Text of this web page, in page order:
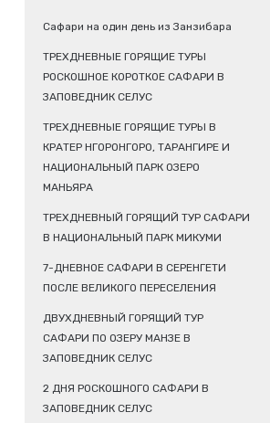
Сафари на один день из Занзибара
ТРЕХДНЕВНЫЕ ГОРЯЩИЕ ТУРЫ
РОСКОШНОЕ КОРОТКОЕ САФАРИ В
ЗАПОВЕДНИК СЕЛУС
ТРЕХДНЕВНЫЕ ГОРЯЩИЕ ТУРЫ В
КРАТЕР НГОРОНГОРО, ТАРАНГИРЕ И
НАЦИОНАЛЬНЫЙ ПАРК ОЗЕРО
МАНЬЯРА
ТРЕХДНЕВНЫЙ ГОРЯЩИЙ ТУР САФАРИ
В НАЦИОНАЛЬНЫЙ ПАРК МИКУМИ
7-ДНЕВНОЕ САФАРИ В СЕРЕНГЕТИ
ПОСЛЕ ВЕЛИКОГО ПЕРЕСЕЛЕНИЯ
ДВУХДНЕВНЫЙ ГОРЯЩИЙ ТУР
САФАРИ ПО ОЗЕРУ МАНЗЕ В
ЗАПОВЕДНИК СЕЛУС
2 ДНЯ РОСКОШНОГО САФАРИ В
ЗАПОВЕДНИК СЕЛУС